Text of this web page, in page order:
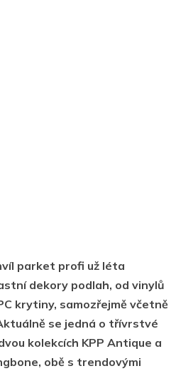
parket profi už léta
dekory podlah, od vinylů
krytiny, samozřejmě včetně
se jedná o třívrstvé
kolekcích KPP Antique a
obě s trendovými